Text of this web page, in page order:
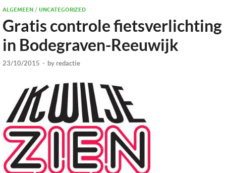
ALGEMEEN/UNCATEGORIZED
Gratis controle fietsverlichting
in Bodegraven-Reeuwijk
23/10/2015 - by redactie